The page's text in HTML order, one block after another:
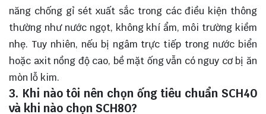
năng chống gỉ sét xuất sắc trong các điều kiện thông
thường như nước ngọt, không khí ẩm, môi trường kiềm
nhẹ. Tuy nhiên, nếu bị ngâm trực tiếp trong nước biển
hoặc axit nồng độ cao, bề mặt ống vẫn có nguy cơ bị ăn
mòn lỗ kim.
3. Khi nào tôi nên chọn ống tiêu chuẩn SCH40
và khi nào chọn SCH80?